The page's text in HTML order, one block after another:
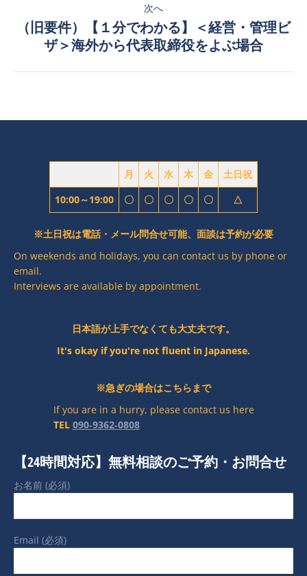
ゲ
ー
ョ
稿:
次へ
次
の
（旧要件）【１分でわかる】＜経営・管理ビ
ザ＞海外から代表取締役をよぶ場合
月 火 水 木 金
土日祝
10:00～19:00
〇 〇 〇 〇 〇 △
※土日祝は電話・メール問合せ可能、面談は予約が必要
On weekends and holidays, you can contact us by phone or
email.
Interviews are available by appointment.
日本語が上手でなくても大丈夫です。
It's okay if you're not fluent in Japanese.
※急ぎの場合はこちらまで
If you are in a hurry, please contact us here
TEL 090‐9362‐0808
【24時間対応】無料相談のご予約・お問合せ
お名前 (必須)
Email (必須)